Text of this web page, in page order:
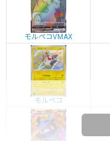
モルペコVMAX
モルペコ